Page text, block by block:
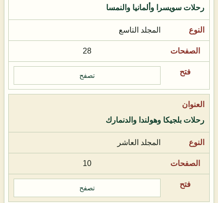
رحلات سويسرا وألمانيا والنمسا
المجلد التاسع
28
تصفح
رحلات بلجيكا وهولندا والدنمارك
المجلد العاشر
10
تصفح